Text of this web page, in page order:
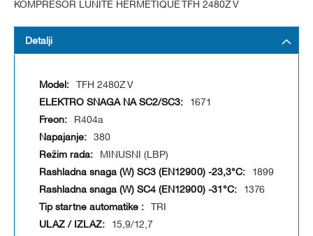
KOMPRESOR LUNITE HERMETIQUE TFH 2480Z V
Detalji
TFH 2480Z V
1671
R404a
380
MINUSNI (LBP)
1899
1376
TRI
15,9/12,7